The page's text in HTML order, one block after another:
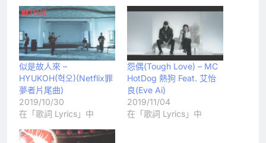
似是故人來 –
HYUKOH(혁오)(Netflix罪
夢者片尾曲)
2019/10/30
在「歌詞 Lyrics」中
怨偶(Tough Love) – MC
HotDog 熱狗 Feat. 艾怡
良(Eve Ai)
2019/11/04
在「歌詞 Lyrics」中